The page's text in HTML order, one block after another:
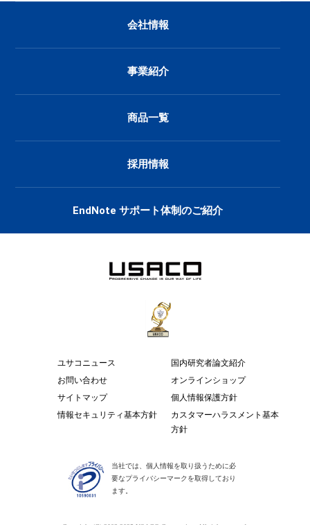
会社情報
事業紹介
商品一覧
採用情報
EndNote サポート体制のご紹介
ユサコニュース
国内研究者論文紹介
お問い合わせ
オンラインショップ
サイトマップ
個人情報保護方針
情報セキュリティ基本方針
カスタマーハラスメント基本
方針
当社では、個人情報を取り扱うために必
要なプライバシーマークを取得しており
ます。